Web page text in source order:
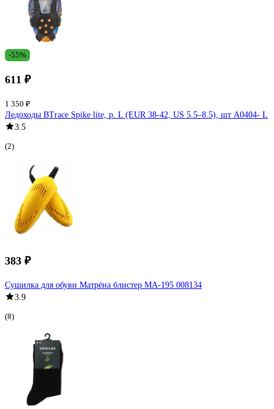
-55%
611 ₽
1 350 ₽
Ледоходы BTrace Spike lite, р. L (EUR 38-42, US 5.5–8.5), шт A0404- L
3.5
(2)
383 ₽
Сушилка для обуви Матрёна блистер МА-195 008134
3.9
(8)